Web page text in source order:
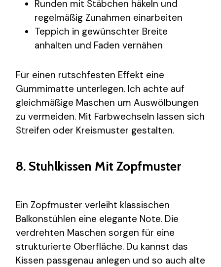
Runden mit Stäbchen häkeln und
regelmäßig Zunahmen einarbeiten
Teppich in gewünschter Breite
anhalten und Faden vernähen
Für einen rutschfesten Effekt eine
Gummimatte unterlegen. Ich achte auf
gleichmäßige Maschen um Auswölbungen
zu vermeiden. Mit Farbwechseln lassen sich
Streifen oder Kreismuster gestalten.
8. Stuhlkissen Mit Zopfmuster
Ein Zopfmuster verleiht klassischen
Balkonstühlen eine elegante Note. Die
verdrehten Maschen sorgen für eine
strukturierte Oberfläche. Du kannst das
Kissen passgenau anlegen und so auch alte